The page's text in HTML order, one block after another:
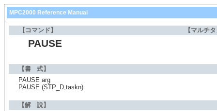
MPC2000 Reference Manual
【コマンド】 【マルチ
PAUSE
【書 式】
PAUSE arg
PAUSE (STP_D,taskn)
【解 説】